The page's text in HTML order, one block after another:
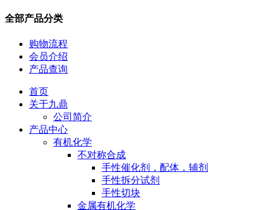
全部产品分类
购物流程
会员介绍
产品查询
首页
关于九鼎
公司简介
产品中心
有机化学
不对称合成
手性催化剂，配体，辅剂
手性拆分试剂
手性切块
金属有机化学